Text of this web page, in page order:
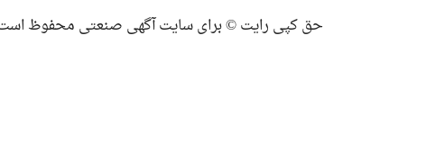
حق کپی رایت © برای سایت آگهی صنعتی محفوظ